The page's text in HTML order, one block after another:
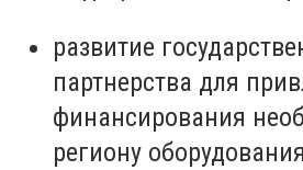
развитие
партнерства для
финансирования
региону